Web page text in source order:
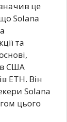
це
Solana
та
США
ETH. Він
Solana
цього